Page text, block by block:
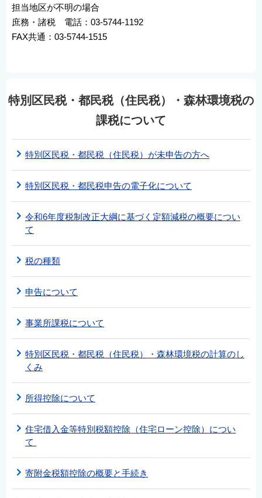
担当地区が不明の場合
庶務・諸税 電話：03-5744-1192
FAX共通：03-5744-1515
特別区民税・都民税（住民税）・森林環境税の
課税について
特別区民税・都民税（住民税）が未申告の方へ
特別区民税・都民税申告の電子化について
令和6年度税制改正大綱に基づく定額減税の概要につい
て
税の種類
申告について
事業所課税について
特別区民税・都民税（住民税）・森林環境税の計算のし
くみ
所得控除について
住宅借入金等特別税額控除（住宅ローン控除）につい
て
寄附金税額控除の概要と手続き